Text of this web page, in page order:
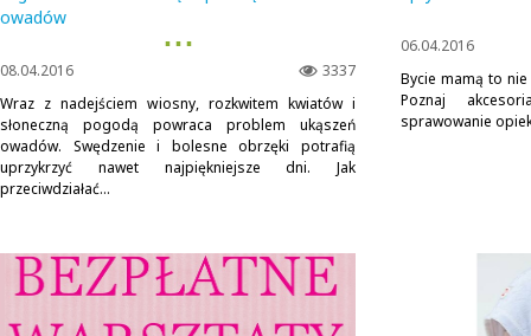
owadów
▪ ▪ ▪
3337
08.04.2016
Wraz z nadejściem wiosny, rozkwitem kwiatów i
słoneczną pogodą powraca problem ukąszeń
owadów. Swędzenie i bolesne obrzęki potrafią
uprzykrzyć nawet najpiękniejsze dni. Jak
przeciwdziałać...
06.04.2016
Bycie mamą to
Poznaj
sprawowanie